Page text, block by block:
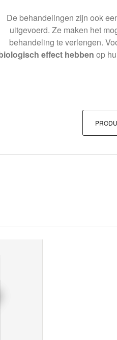
De behandelingen zijn ook
uitgevoerd. Ze maken het
behandeling te verlengen.
effect hebben op